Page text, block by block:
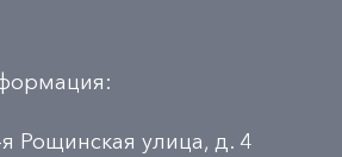
я Рощинская улица, д. 4